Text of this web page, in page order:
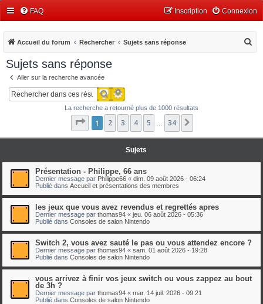
FAQ Connexion
Inscription
Accueil du forum Rechercher Sujets sans réponse
h
Sujets sans réponse
Aller sur la recherche avancée
Rechercher
Recherche avancée
La recherche a retourné plus de 1000 résultats
Page sur34
1 2 3 4 5 34
Sujets
Présentation - Philippe, 66 ans
Dernier message par Philippe66 « dim. 09 août 2026 - 06:24
Publié dans Accueil et présentations des membres
les jeux que vous avez revendus et regrettés apres
Dernier message par thomas94 « jeu. 06 août 2026 - 05:36
Publié dans Consoles de salon Nintendo
Switch 2, vous avez sauté le pas ou vous attendez encore ?
Dernier message par thomas94 « sam. 01 août 2026 - 19:28
Publié dans Consoles de salon Nintendo
vous arrivez à finir vos jeux switch ou vous zappez au bout
de 3h ?
Dernier message par thomas94 « mar. 14 juil. 2026 - 09:21
Publié dans Consoles de salon Nintendo